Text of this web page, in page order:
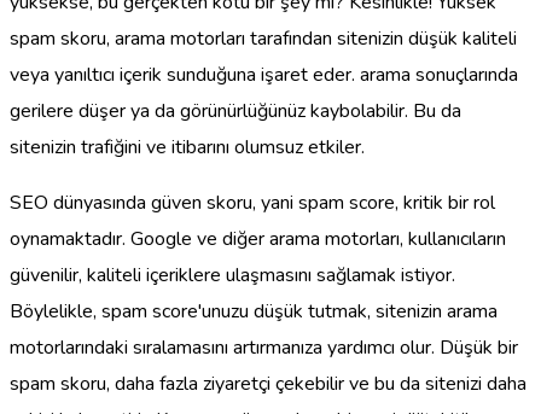
spam skoru, arama motorları tarafından sitenizin düşük kaliteli
veya yanıltıcı içerik sunduğuna işaret eder. arama sonuçlarında
gerilere düşer ya da görünürlüğünüz kaybolabilir. Bu da
sitenizin trafiğini ve itibarını olumsuz etkiler.
SEO dünyasında güven skoru, yani spam score, kritik bir rol
oynamaktadır. Google ve diğer arama motorları, kullanıcıların
güvenilir, kaliteli içeriklere ulaşmasını sağlamak istiyor.
Böylelikle, spam score'unuzu düşük tutmak, sitenizin arama
motorlarındaki sıralamasını artırmanıza yardımcı olur. Düşük bir
spam skoru, daha fazla ziyaretçi çekebilir ve bu da sitenizi daha